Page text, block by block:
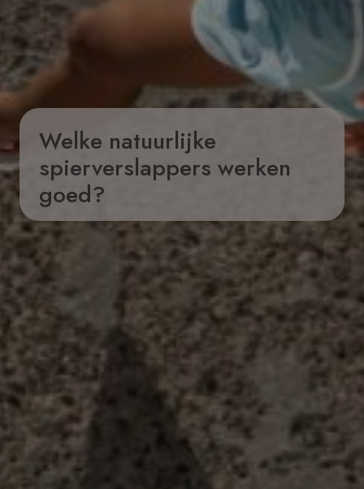
Welke natuurlijke
spierverslappers werken
goed?